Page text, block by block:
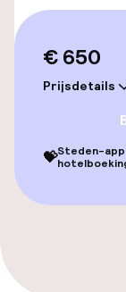
Eet- en
€ 650
Prijsdetails
💝Steden-app